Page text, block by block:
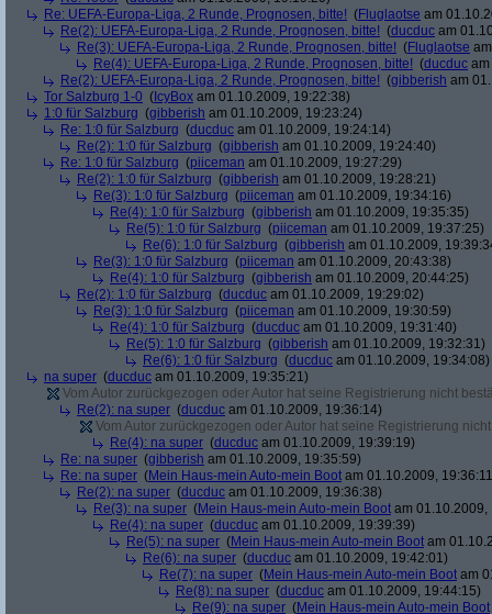
Re: UEFA-Europa-Liga, 2 Runde, Prognosen, bitte! (Fluglaotse am
Re(2): UEFA-Europa-Liga, 2 Runde, Prognosen, bitte! (ducduc am
Re(3): UEFA-Europa-Liga, 2 Runde, Prognosen, bitte! (Fluglaotse
Re(4): UEFA-Europa-Liga, 2 Runde, Prognosen, bitte! (ducduc
Re(2): UEFA-Europa-Liga, 2 Runde, Prognosen, bitte! (gibberish am
Tor Salzburg 1-0 ( IcyBox am 01.10.2009, 19:22:38)
1:0 für Salzburg (gibberish am 01.10.2009, 19:23:24)
Re: 1:0 für Salzburg (ducduc am 01.10.2009, 19:24:14)
Re(2): 1:0 für Salzburg (gibberish am 01.10.2009, 19:24:40)
Re: 1:0 für Salzburg (piiceman am 01.10.2009, 19:27:29)
Re(2): 1:0 für Salzburg (gibberish am 01.10.2009, 19:28:21)
Re(3): 1:0 für Salzburg (piiceman am 01.10.2009, 19:34:16)
Re(4): 1:0 für Salzburg (gibberish am 01.10.2009, 19:35:35)
Re(5): 1:0 für Salzburg (piiceman am 01.10.2009, 19:37:25)
Re(6): 1:0 für Salzburg (gibberish am 01.10.2009,
Re(3): 1:0 für Salzburg (piiceman am 01.10.2009, 20:43:38)
Re(4): 1:0 für Salzburg (gibberish am 01.10.2009, 20:44:25)
Re(2): 1:0 für Salzburg (ducduc am 01.10.2009, 19:29:02)
Re(3): 1:0 für Salzburg (piiceman am 01.10.2009, 19:30:59)
Re(4): 1:0 für Salzburg (ducduc am 01.10.2009, 19:31:40)
Re(5): 1:0 für Salzburg (gibberish am 01.10.2009, 19:32:31)
Re(6): 1:0 für Salzburg (ducduc am 01.10.2009, 19:34:08)
na super (ducduc am 01.10.2009, 19:35:21)
Vom Autor zurückgezogen oder Autor hat seine Registrierung nicht
Re(2): na super (ducduc am 01.10.2009, 19:36:14)
Vom Autor zurückgezogen oder Autor hat seine Registrierung
Re(4): na super (ducduc am 01.10.2009, 19:39:19)
Re: na super (gibberish am 01.10.2009, 19:35:59)
Re: na super (Mein Haus-mein Auto-mein Boot am 01.10.2009,
Re(2): na super (ducduc am 01.10.2009, 19:36:38)
Re(3): na super (Mein Haus-mein Auto-mein Boot am 01.10.2009,
Re(4): na super (ducduc am 01.10.2009, 19:39:39)
Re(5): na super (Mein Haus-mein Auto-mein Boot am
Re(6): na super (ducduc am 01.10.2009, 19:42:01)
Re(7): na super (Mein Haus-mein Auto-mein Boot am
Re(8): na super (ducduc am 01.10.2009, 19:44:15)
Re(9): na super (Mein Haus-mein Auto-mein Boot